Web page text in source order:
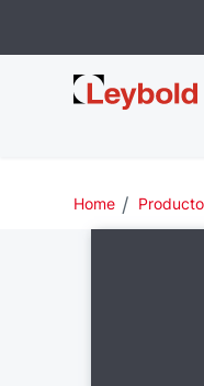
Leybold
España
Home